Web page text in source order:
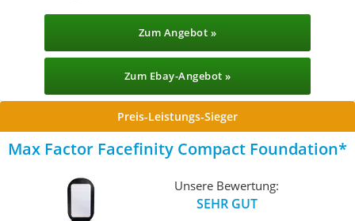
Zum Angebot »
Zum Ebay-Angebot »
Preis-Leistungs-Sieger
Max Factor Facefinity Compact Foundation
Unsere Bewertung:
SEHR GUT